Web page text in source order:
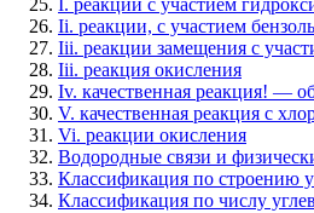
Ii. реакции, с участием
Iii. реакции замещения с
Iii. реакция окисления
Iv. качественная реакция! —
V. качественная реакция с
Vi. реакции окисления
Водородные связи и
Классификация по строению
Классификация по числу